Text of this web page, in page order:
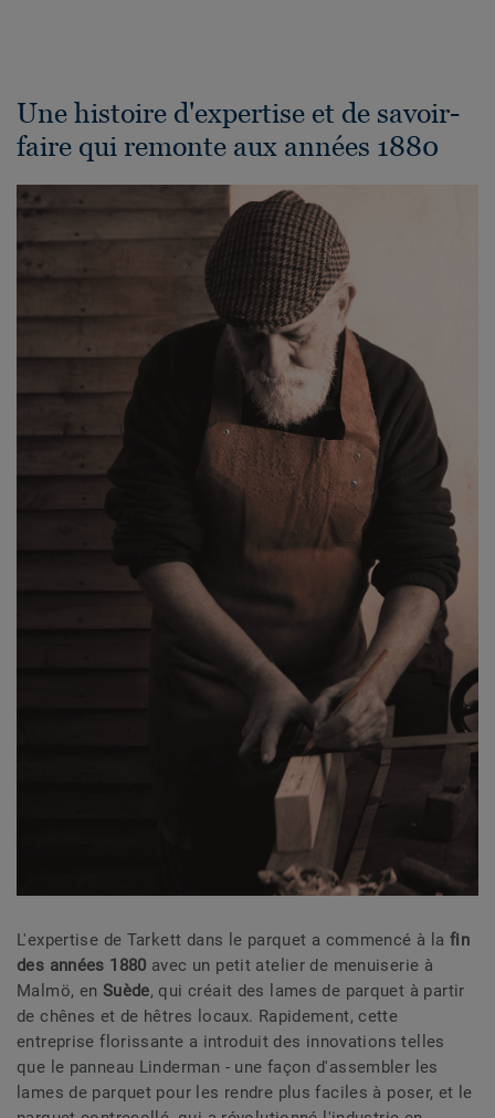
Une histoire d'expertise et de savoir-
faire qui remonte aux années 1880
L'expertise de Tarkett dans le parquet a commencé à la fin
des années 1880 avec un petit atelier de menuiserie à
Malmö, en Suède, qui créait des lames de parquet à partir
de chênes et de hêtres locaux. Rapidement, cette
entreprise florissante a introduit des innovations telles
que le panneau Linderman - une façon d'assembler les
lames de parquet pour les rendre plus faciles à poser, et le